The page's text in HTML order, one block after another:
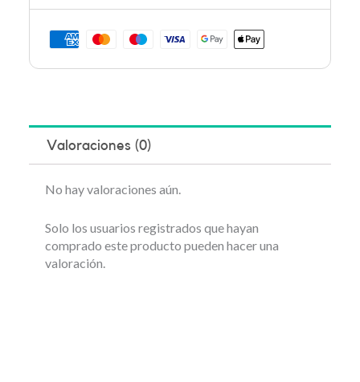
Valoraciones (0)
No hay valoraciones aún.
Solo los usuarios registrados que hayan
comprado este producto pueden hacer una
valoración.